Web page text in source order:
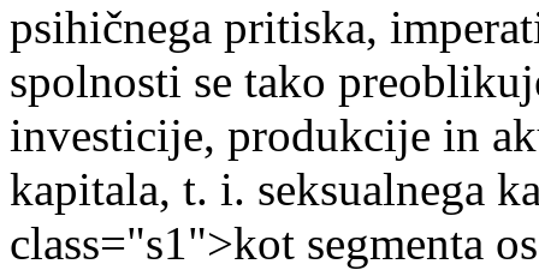
psihičnega pritiska,
spolnosti se tako
investicije, produkcije in
kapitala, t. i. seksualnega
class="s1">kot segmenta